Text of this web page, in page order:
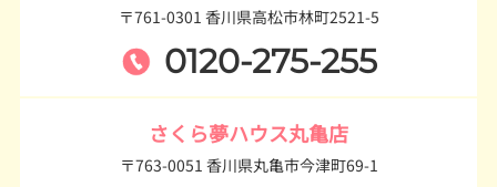
〒761-0301 香川県高松市林町2521-5
0120-275-255
さくら夢ハウス丸亀店
〒763-0051 香川県丸亀市今津町69-1